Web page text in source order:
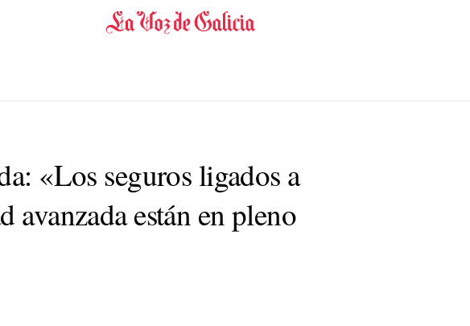
«Los seguros ligados a
avanzada están en pleno